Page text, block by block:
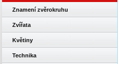
Znamení zvěrokruhu
Zvířata
Květiny
Technika